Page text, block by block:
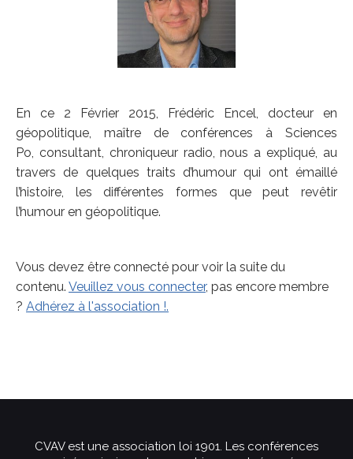
En ce 2 Février 2015, Frédéric Encel, docteur en
géopolitique, maître de conférences à Sciences
Po, consultant, chroniqueur radio, nous a expliqué, au
travers de quelques traits d’humour qui ont émaillé
l’histoire, les différentes formes que peut revêtir
l’humour en géopolitique.
Vous devez être connecté pour voir la suite du
contenu. Veuillez vous connecter, pas encore membre
? Adhérez à l'association !.
CVAV est une association loi 1901. Les conférences